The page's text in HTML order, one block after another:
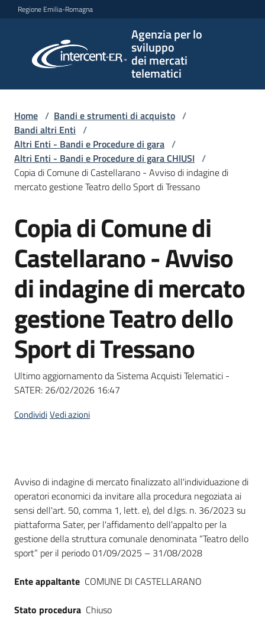
Vai al contenuto
Vai alla navigazione
Vai al footer
Regione Emilia-Romagna
Agenzia per lo
sviluppo
dei mercati
telematici
per lo
sviluppo
telematici
L'Agenzia
Bandi
e
strumenti
di
Supporto
Piattaforme
telematiche
site
Seguici
su
Home / Bandi e strumenti di acquisto /
Bandi altri Enti /
Altri Enti - Bandi e Procedure di gara /
Altri Enti - Bandi e Procedure di gara CHIUSI /
Copia di Comune di Castellarano - Avviso di indagine di
mercato gestione Teatro dello Sport di Tressano
Salta al contenuto
Copia di Comune di
Castellarano - Avviso
di indagine di mercato
gestione Teatro dello
Sport di Tressano
Ultimo aggiornamento da Sistema Acquisti Telematici -
SATER: 26/02/2026 16:47
CondividiVedi azioni
Dati del bando
Avviso di indagine di mercato finalizzato all'individuazione di
operatori economici da invitare alla procedura negoziata ai
sensi dell'art. 50, comma 1, lett. e), del d.lgs. n. 36/2023 su
piattaforma Sater, per l'affidamento dell'appalto per la
gestione della struttura comunale denominata “Teatro dello
sport” per il periodo 01/09/2025 – 31/08/2028
Ente appaltante COMUNE DI CASTELLARANO
Stato procedura Chiuso